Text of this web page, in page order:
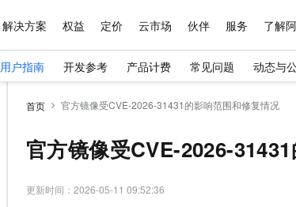
解决方案 权益 定价 云市场 伙伴 服务 了解
用户指南 开发参考 产品计费 常见问题 动态与
首页 官方镜像受CVE-2026-31431的影响范围和修复情况
官方镜像受CVE-2026-
更新时间： 2026-05-11 09:52:36
千问AI平台
精选产品
大模型服务与应用平台
多元化、高性能、安全可靠的大模型服务
提供智能易用的域
精选解决方案
企业级Agent产品，直接交付可用成果 上传文档即自动完
普惠上云
云服务器38元/年起，超值低价云产品抢先购
推荐新用户得奖励，单订单最高返9万
AI 特惠
至高享 1亿+免费
产品定价
了解云产品的定价详情
云上成本管理
管理和优化成本
价格计算器
自助选配和估算价格
价格优势
精选商城
多端小程序
数据与 API
手机三要素
成为销售伙伴
咨询伙伴
销售伙伴合作计划
成为产品伙伴
产品生态伙伴
售前咨询
售后服务
自助服务
企业增值服务
专家技术服务
为什么选择阿里云
技术领先
最佳实践
云上奥运之旅